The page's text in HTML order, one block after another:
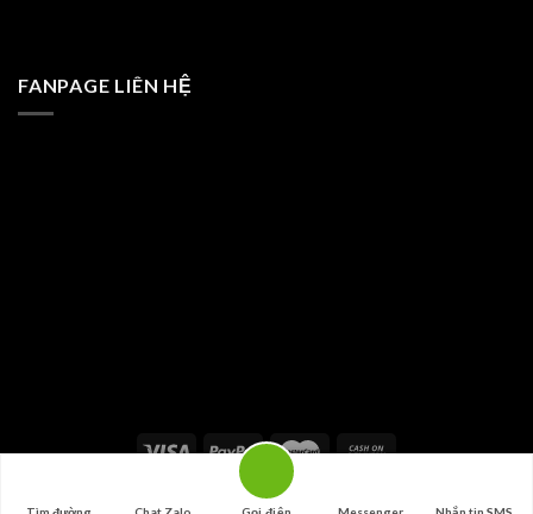
FANPAGE LIÊN HỆ
Copyright 2026 ©congnghesmart.com